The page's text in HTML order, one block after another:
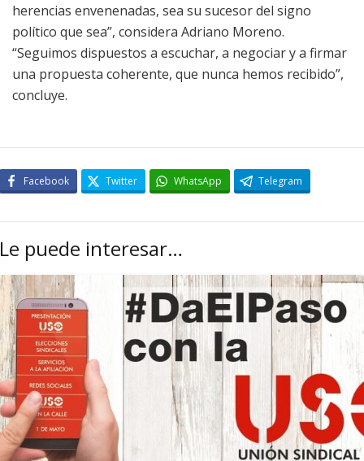
herencias envenenadas, sea su sucesor del signo
político que sea”, considera Adriano Moreno.
“Seguimos dispuestos a escuchar, a negociar y a firmar
una propuesta coherente, que nunca hemos recibido”,
concluye.
Facebook Twitter WhatsApp Telegram
Le puede interesar…